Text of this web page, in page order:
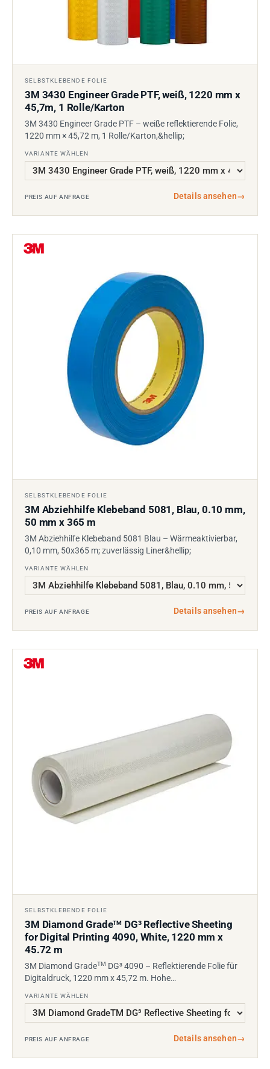
SELBSTKLEBENDE FOLIE
3M 3430 Engineer Grade PTF, weiß, 1220 mm x
45,7m, 1 Rolle/Karton
3M 3430 Engineer Grade PTF – weiße reflektierende Folie,
1220 mm × 45,72 m, 1 Rolle/Karton,&hellip;
VARIANTE WÄHLEN
PREIS AUF ANFRAGE Details ansehen→
SELBSTKLEBENDE FOLIE
3M Abziehhilfe Klebeband 5081, Blau, 0.10 mm,
50 mm x 365 m
3M Abziehhilfe Klebeband 5081 Blau – Wärmeaktivierbar,
0,10 mm, 50x365 m; zuverlässig Liner&hellip;
VARIANTE WÄHLEN
PREIS AUF ANFRAGE Details ansehen→
SELBSTKLEBENDE FOLIE
3M Diamond GradeTM DG³ Reflective Sheeting
for Digital Printing 4090, White, 1220 mm x
45.72 m
3M Diamond GradeTM DG³ 4090 – Reflektierende Folie für
Digitaldruck, 1220 mm x 45,72 m. Hohe…
VARIANTE WÄHLEN
PREIS AUF ANFRAGE Details ansehen→